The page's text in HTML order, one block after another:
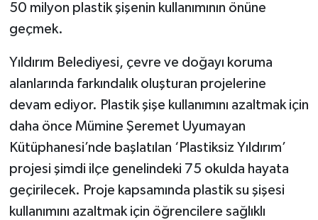
50 milyon plastik şişenin kullanımının önüne
geçmek.
Yıldırım Belediyesi, çevre ve doğayı koruma
alanlarında farkındalık oluşturan projelerine
devam ediyor. Plastik şişe kullanımını azaltmak için
daha önce Mümine Şeremet Uyumayan
Kütüphanesi’nde başlatılan ‘Plastiksiz Yıldırım’
projesi şimdi ilçe genelindeki 75 okulda hayata
geçirilecek. Proje kapsamında plastik su şişesi
kullanımını azaltmak için öğrencilere sağlıklı